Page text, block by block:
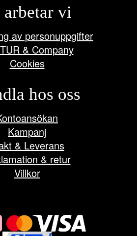
arbetar vi
av personuppgifter
& Company
Cookies
hos oss
Kampanj
& Leverans
& retur
Villkor